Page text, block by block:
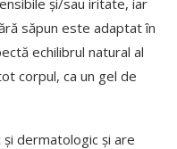
săpun este adaptat în
echilibrul natural al
corpul, ca un gel de
dermatologic și are